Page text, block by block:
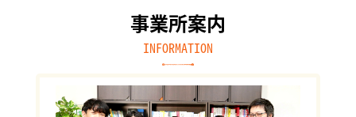
事業所案内
INFORMATION